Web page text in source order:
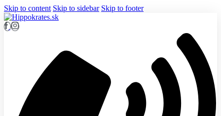
Skip to content Skip to sidebar Skip to footer